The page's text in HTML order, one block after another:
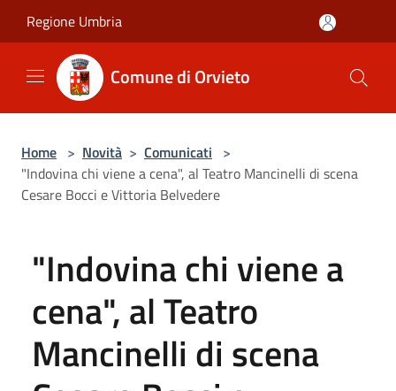
Regione Umbria
Comune di Orvieto
Home > Novità > Comunicati >
"Indovina chi viene a cena", al Teatro Mancinelli di scena
Cesare Bocci e Vittoria Belvedere
"Indovina chi viene a
cena", al Teatro
Mancinelli di scena